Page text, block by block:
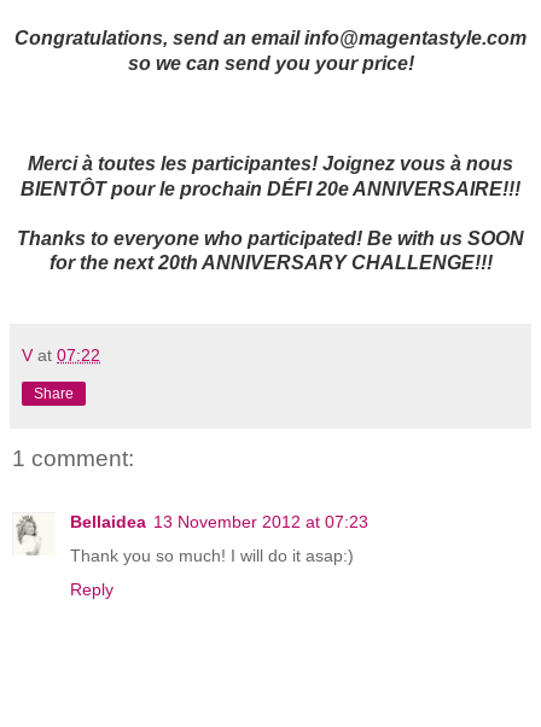
Congratulations, send an emailinfo@magentastyle.com
so we can send you your price!
Merci à toutes les participantes! Joignez vous à nous
BIENTÔTpour le prochain DÉFI 20e ANNIVERSAIRE!!!
Thanks to everyone who participated! Be with us SOON
for the next 20th ANNIVERSARY CHALLENGE!!!
V at 07:22
Share
1 comment:
Bellaidea 13 November 2012 at 07:23
Thank you so much! I will do it asap:)
Reply